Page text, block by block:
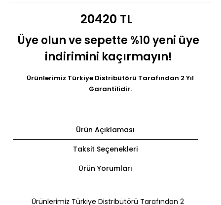
20420 TL
Üye olun ve sepette %10 yeni üye
indirimini kaçırmayın!
Ürünlerimiz Türkiye Distribütörü Tarafından 2 Yıl
Garantilidir.
Ürün Açıklaması
Taksit Seçenekleri
Ürün Yorumları
Ürünlerimiz Türkiye Distribütörü Tarafından 2